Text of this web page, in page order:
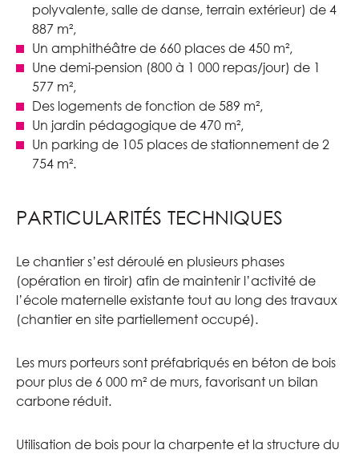
polyvalente, salle de danse, terrain extérieur) de 4
887 m²,
Un amphithéâtre de 660 places de 450 m²,
Une demi-pension (800 à 1 000 repas/jour) de 1
577 m²,
Des logements de fonction de 589 m²,
Un jardin pédagogique de 470 m²,
Un parking de 105 places de stationnement de 2
754 m².
PARTICULARITÉS TECHNIQUES
Le chantier s’est déroulé en plusieurs phases
(opération en tiroir) afin de maintenir l’activité de
l’école maternelle existante tout au long des travaux
(chantier en site partiellement occupé).
Les murs porteurs sont préfabriqués en béton de bois
pour plus de 6 000 m² de murs, favorisant un bilan
carbone réduit.
Utilisation de bois pour la charpente et la structure du